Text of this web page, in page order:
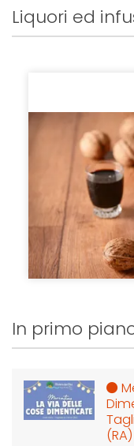
Liquori ed
In primo
(RA)